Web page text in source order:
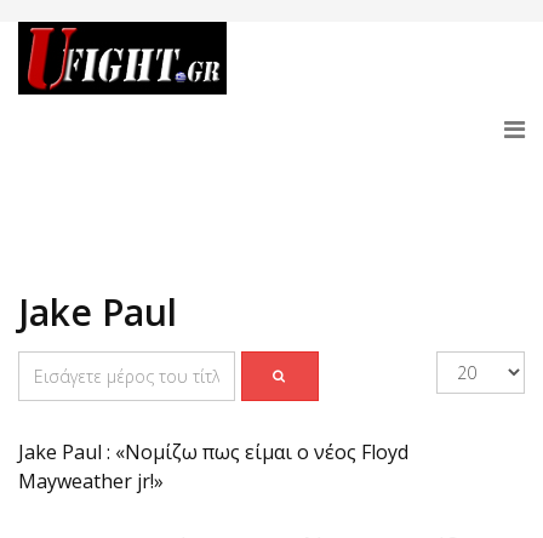
Jake Paul
Jake Paul : «Νομίζω πως είμαι ο νέος Floyd
Mayweather jr!»